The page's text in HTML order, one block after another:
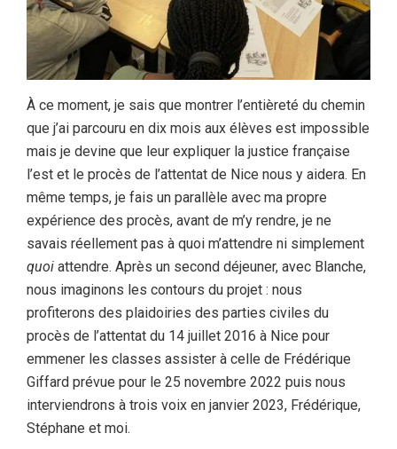
À ce moment, je sais que montrer l’entièreté du chemin
que j’ai parcouru en dix mois aux élèves est impossible
mais je devine que leur expliquer la justice française
l’est et le procès de l’attentat de Nice nous y aidera. En
même temps, je fais un parallèle avec ma propre
expérience des procès, avant de m’y rendre, je ne
savais réellement pas à quoi m’attendre ni simplement
quoi attendre. Après un second déjeuner, avec Blanche,
nous imaginons les contours du projet : nous
profiterons des plaidoiries des parties civiles du
procès de l’attentat du 14 juillet 2016 à Nice pour
emmener les classes assister à celle de Frédérique
Giffard prévue pour le 25 novembre 2022 puis nous
interviendrons à trois voix en janvier 2023, Frédérique,
Stéphane et moi.